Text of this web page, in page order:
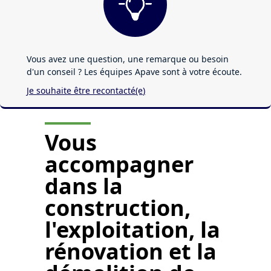
Vous avez une question, une remarque ou besoin
d'un conseil ? Les équipes Apave sont à votre écoute.
Je souhaite être recontacté(e)
Vous
accompagner
dans la
construction,
l'exploitation, la
rénovation et la